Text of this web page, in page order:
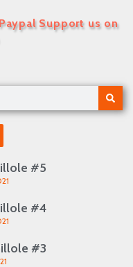
Support us on
#5
#4
#3